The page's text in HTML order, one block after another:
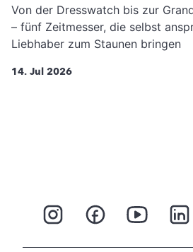
Von der Dresswatch bis zur
– fünf Zeitmesser, die selbst
Liebhaber zum Staunen bringen
14. Jul 2026